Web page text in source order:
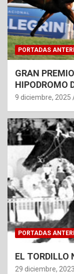
PORTADAS
GRAN
HIPODROMO
9 diciembre, 2025
PORTADAS
EL TORDILLO
29 diciembre, 2023